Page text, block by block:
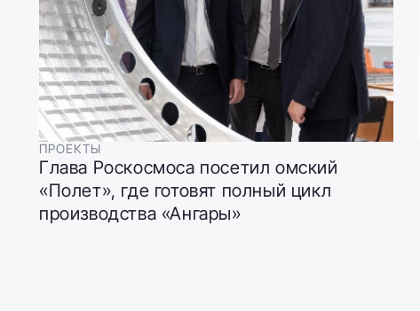
ПРОЕКТЫ
Глава Роскосмоса посетил омский
«Полет», где готовят полный цикл
производства «Ангары»